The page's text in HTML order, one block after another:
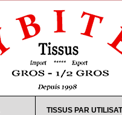
TISSUS PAR